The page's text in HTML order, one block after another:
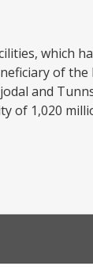
which
of
and
of 1,020